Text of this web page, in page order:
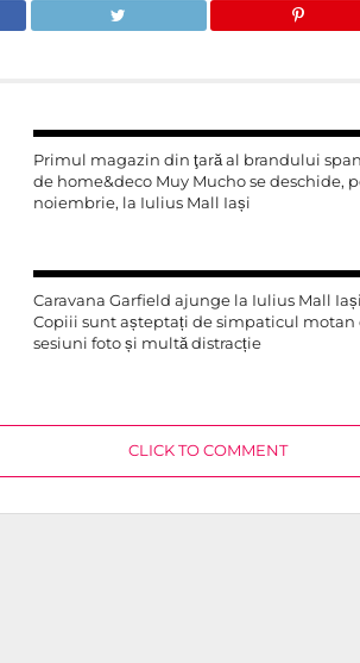
Primul magazin din ţară al brandului
de home&deco Muy Mucho se deschide,
noiembrie, la Iulius Mall Iași
Caravana Garfield ajunge la Iulius Mall
Copiii sunt așteptați de simpaticul motan
sesiuni foto și multă distracție
CLICK TO COMMENT